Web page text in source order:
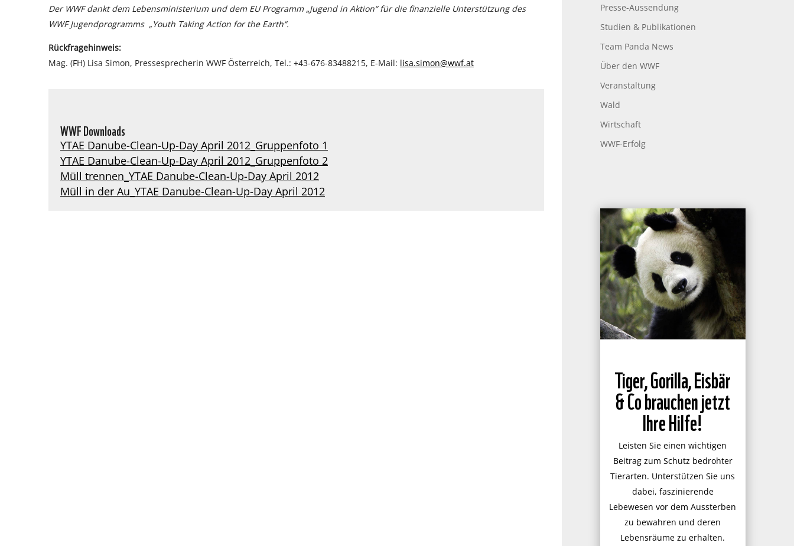
Der WWF dankt dem Lebensministerium und dem EU Programm „Jugend in Aktion“ für die finanzielle Unterstützung des
WWF Jugendprogramms „Youth Taking Action for the Earth“.
Rückfragehinweis:
Mag. (FH) Lisa Simon, Pressesprecherin WWF Österreich, Tel.: +43-676-83488215, E-Mail: lisa.simon@wwf.at
WWF Downloads
YTAE Danube-Clean-Up-Day April 2012_Gruppenfoto 1
YTAE Danube-Clean-Up-Day April 2012_Gruppenfoto 2
Müll trennen_YTAE Danube-Clean-Up-Day April 2012
Müll in der Au_YTAE Danube-Clean-Up-Day April 2012
Presse-Aussendung
Studien & Publikationen
Team Panda News
Über den WWF
Veranstaltung
Wald
Wirtschaft
WWF-Erfolg
Tiger, Gorilla, Eisbär
& Co brauchen jetzt
Ihre Hilfe!
Leisten Sie einen wichtigen
Beitrag zum Schutz bedrohter
Tierarten. Unterstützen Sie uns
dabei, faszinierende
Lebewesen vor dem Aussterben
zu bewahren und deren
Lebensräume zu erhalten.